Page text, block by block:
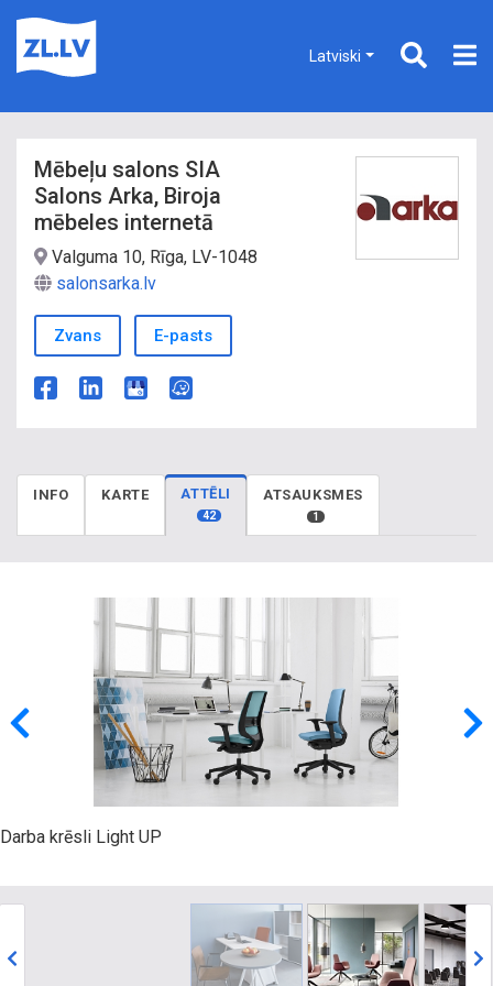
Latviski
Mēbeļu salons SIA
Salons Arka, Biroja
mēbeles internetā
Valguma 10, Rīga, LV-1048
salonsarka.lv
Zvans E-pasts
INFO KARTE ATTĒLI
42
ATSAUKSMES
1
Darba krēsli Light UP